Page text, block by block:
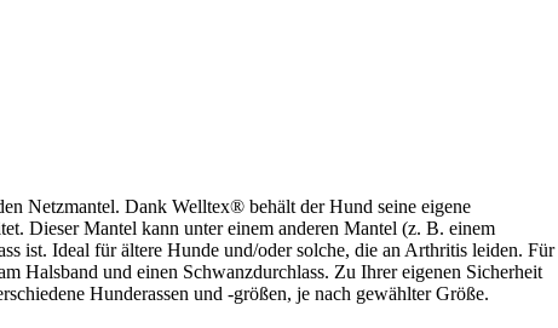
Netzmantel. Dank Welltex® behält der Hund seine eigene
Dieser Mantel kann unter einem anderen Mantel (z. B. einem
ist. Ideal für ältere Hunde und/oder solche, die an Arthritis leiden. Für
Halsband und einen Schwanzdurchlass. Zu Ihrer eigenen Sicherheit
Hunderassen und -größen, je nach gewählter Größe.